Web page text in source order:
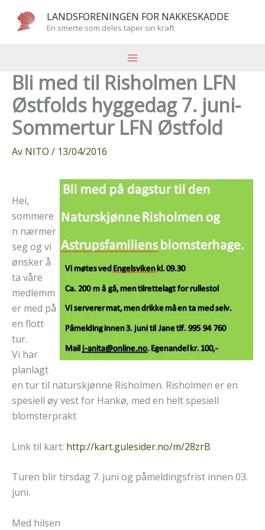
LANDSFORENINGEN FOR NAKKESKADDE
En smerte som deles taper sin kraft
Bli med til Risholmen LFN
Østfolds hyggedag 7. juni-
Sommertur LFN Østfold
Av NITO / 13/04/2016
Hei,
sommere
n nærmer
seg og vi
ønsker å
ta våre
medlemm
er med på
en flott
tur.
Vi har
planlagt
en tur til naturskjønne Risholmen. Risholmen er en
spesiell øy vest for Hankø, med en helt spesiell
blomsterprakt
Link til kart: http://kart.gulesider.no/m/28zrB
Turen blir tirsdag 7. juni og påmeldingsfrist innen 03.
juni.
Med hilsen